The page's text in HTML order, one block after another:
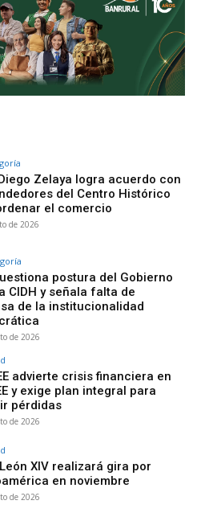
Zelaya logra acuerdo con
del Centro Histórico
el comercio
de 2026
postura del Gobierno
CIDH y señala falta de
de la institucionalidad
de 2026
advierte crisis financiera en
y exige plan integral para
pérdidas
de 2026
XIV realizará gira por
en noviembre
de 2026